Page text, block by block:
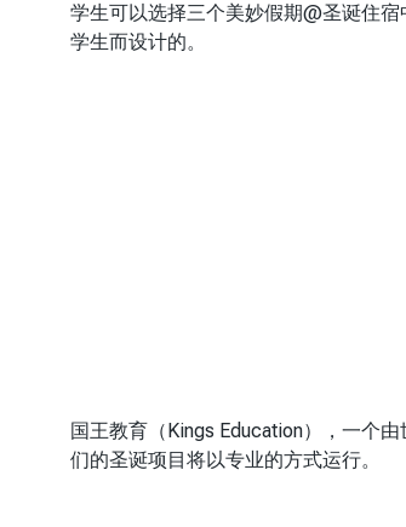
学生可以选择三个美妙假期@圣诞住
学生而设计的。
国王教育（Kings Education），一个
们的圣诞项目将以专业的方式运行。